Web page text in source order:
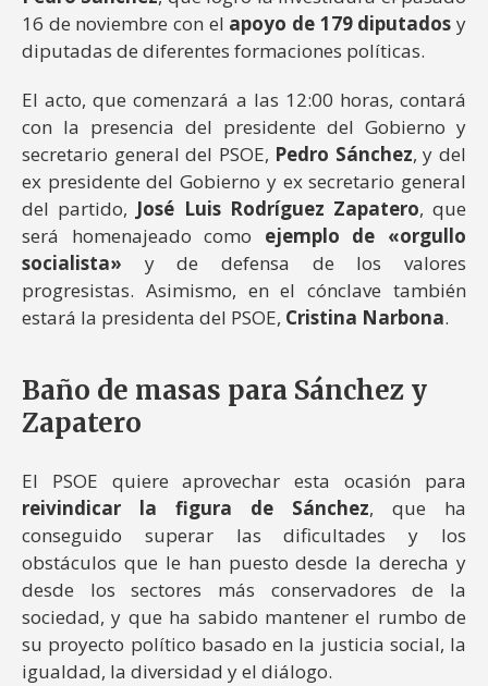
16 de noviembre con el apoyo de 179 diputados y
diputadas de diferentes formaciones políticas.
El acto, que comenzará a las 12:00 horas, contará
con la presencia del presidente del Gobierno y
secretario general del PSOE, Pedro Sánchez, y del
ex presidente del Gobierno y ex secretario general
del partido, José Luis Rodríguez Zapatero, que
será homenajeado como ejemplo de «orgullo
socialista» y de defensa de los valores
progresistas. Asimismo, en el cónclave también
estará la presidenta del PSOE, Cristina Narbona.
Baño de masas para Sánchez y
Zapatero
El PSOE quiere aprovechar esta ocasión para
reivindicar la figura de Sánchez, que ha
conseguido superar las dificultades y los
obstáculos que le han puesto desde la derecha y
desde los sectores más conservadores de la
sociedad, y que ha sabido mantener el rumbo de
su proyecto político basado en la justicia social, la
igualdad, la diversidad y el diálogo.